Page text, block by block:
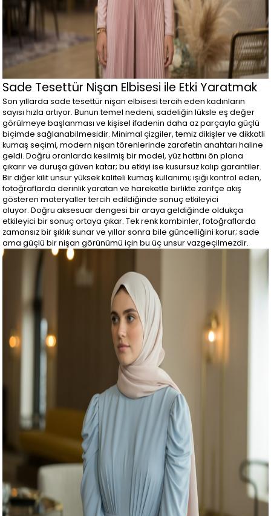
Sade Tesettür Nişan Elbisesi ile Etki Yaratmak
Son yıllarda sade tesettür nişan elbisesi tercih eden kadınların
sayısı hızla artıyor. Bunun temel nedeni, sadeliğin lüksle eş değer
görülmeye başlanması ve kişisel ifadenin daha az parçayla güçlü
biçimde sağlanabilmesidir. Minimal çizgiler, temiz dikişler ve dikkatli
kumaş seçimi, modern nişan törenlerinde zarafetin anahtarı haline
geldi. Doğru oranlarda kesilmiş bir model, yüz hattını ön plana
çıkarır ve duruşa güven katar; bu etkiyi ise kusursuz kalıp garantiler.
Bir diğer kilit unsur yüksek kaliteli kumaş kullanımı; ışığı kontrol eden,
fotoğraflarda derinlik yaratan ve hareketle birlikte zarifçe akış
gösteren materyaller tercih edildiğinde sonuç etkileyici
oluyor. Doğru aksesuar dengesi bir araya geldiğinde oldukça
etkileyici bir sonuç ortaya çıkar. Tek renk kombinler, fotoğraflarda
zamansız bir şıklık sunar ve yıllar sonra bile güncelliğini korur; sade
ama güçlü bir nişan görünümü için bu üç unsur vazgeçilmezdir.